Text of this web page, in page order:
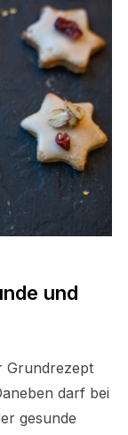
und
Grundrezept
darf bei
gesunde